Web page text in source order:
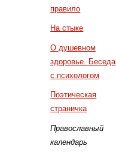
правило
На стыке
О душевном
здоровье. Беседа
с психологом
Поэтическая
страничка
Православный
календарь